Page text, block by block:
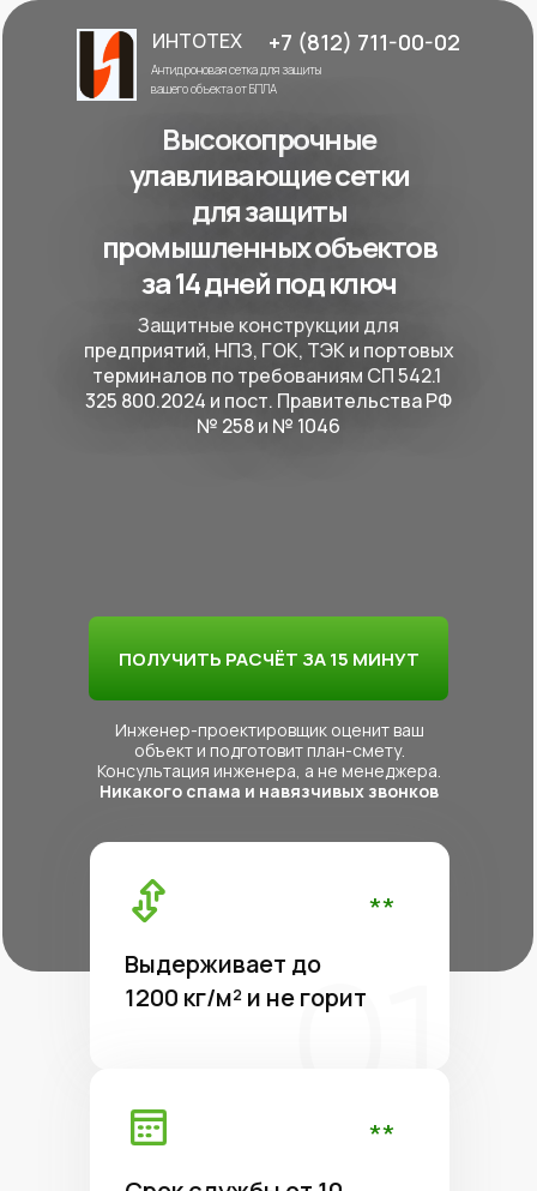
Защитные конструкции для
предприятий, НПЗ, ГОК, ТЭК и портовых
терминалов по требованиям СП 542.1
325 800.2024 и пост. Правительства РФ
№ 258 и № 1046
ПОЛУЧИТЬ РАСЧЁТ ЗА 15 МИНУТ
+7 (812) 711-00-02
Антидроновая сетка для защиты
вашего объекта от БПЛА
ИНТОТЕХ
Высокопрочные
улавливающие сетки
для защиты
промышленных объектов
за 14 дней под ключ
Инженер-проектировщик оценит ваш
объект и подготовит план-смету.
Консультация инженера, а не менеджера.
Никакого спама и навязчивых звонков
Выдерживает до
1200 кг/м² и не горит
**
**